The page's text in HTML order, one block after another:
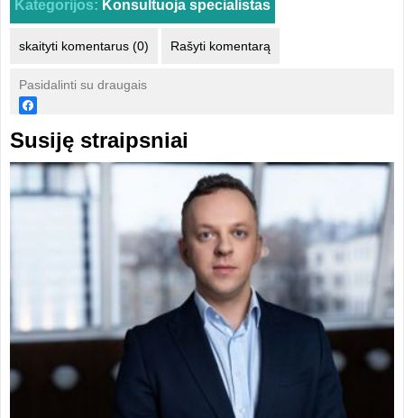
Kategorijos: Konsultuoja specialistas
skaityti komentarus (0) Rašyti komentarą
Pasidalinti su draugais
Susiję straipsniai